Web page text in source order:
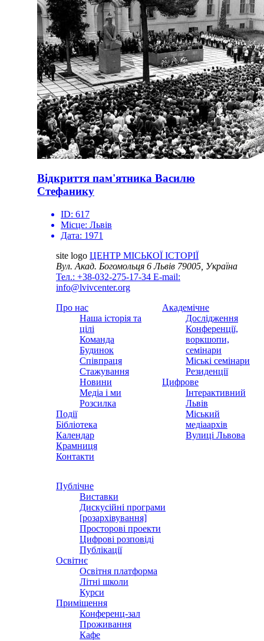
Відкриття пам'ятника Василю
Стефанику
ID: 617
Місце: Львів
Дата: 1971
site logo ЦЕНТР МІСЬКОЇ ІСТОРІЇ
Вул. Акад. Богомольця 6Львів 79005, Україна
Тел.: +38-032-275-17-34 E-mail:
info@lvivcenter.org
Про нас
Наша історія та
цілі
Команда
Будинок
Співпраця
Стажування
Новини
Медіа і ми
Розсилка
Події
Бібліотека
Календар
Крамниця
Контакти
Академічне
Дослідження
Конференції,
воркшопи,
семінари
Міські семінари
Резиденції
Цифрове
Інтерактивний
Львів
Міський
медіаархів
Вулиці Львова
Публічне
Виставки
Дискусійні програми
[розархівування]
Просторові проекти
Цифрові розповіді
Публікації
Освітнє
Освітня платформа
Літні школи
Курси
Приміщення
Конференц-зал
Проживання
Кафе